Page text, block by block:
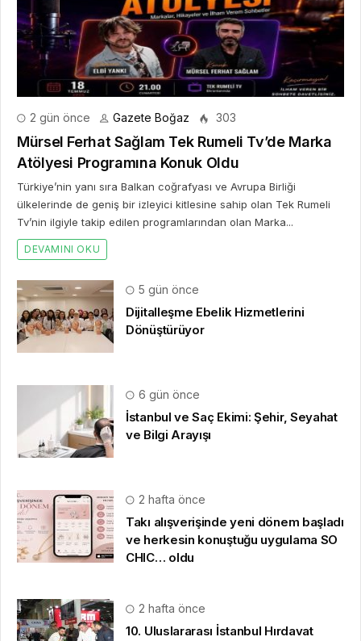
2 gün önce Gazete Boğaz 303
Mürsel Ferhat Sağlam Tek Rumeli Tv’de Marka
Atölyesi Programına Konuk Oldu
Türkiye’nin yanı sıra Balkan coğrafyası ve Avrupa Birliği
ülkelerinde de geniş bir izleyici kitlesine sahip olan Tek Rumeli
Tv’nin ilgiyle takip edilen programlarından olan Marka...
DEVAMINI OKU
5 gün önce
Dijitalleşme Ebelik Hizmetlerini
Dönüştürüyor
6 gün önce
İstanbul ve Saç Ekimi: Şehir, Seyahat
ve Bilgi Arayışı
2 hafta önce
Takı alışverişinde yeni dönem başladı
ve herkesin konuştuğu uygulama SO
CHIC… oldu
2 hafta önce
10. Uluslararası İstanbul Hırdavat